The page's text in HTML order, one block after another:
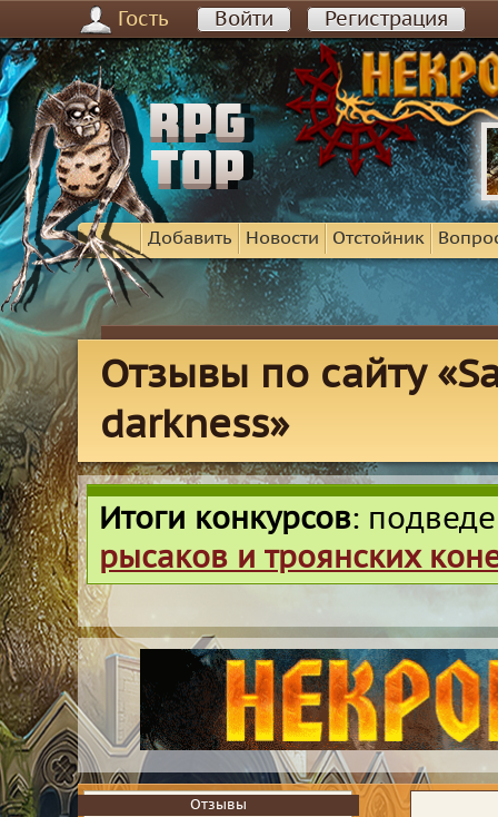
Гость Войти Регистрация
Добавить Новости Отстойник
Отзывы по сайту
darkness»
Итоги конкурсов:
рысаков и троянских
Отзывы
Отзывы